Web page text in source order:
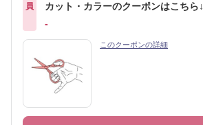
員
カット・カラーのクーポンはこちら↓
-
このクーポンの詳細